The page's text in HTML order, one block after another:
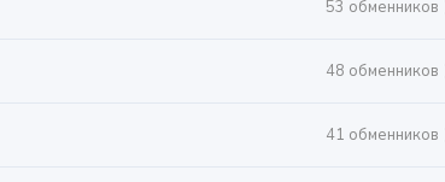
53 обменников
48 обменников
41 обменников